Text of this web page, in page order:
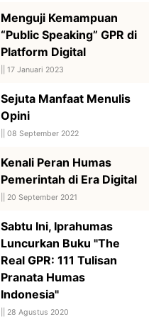
Menguji Kemampuan
“Public Speaking” GPR di
Platform Digital
17 Januari 2023
Sejuta Manfaat Menulis
Opini
08 September 2022
Kenali Peran Humas
Pemerintah di Era Digital
20 September 2021
Sabtu Ini, Iprahumas
Luncurkan Buku "The
Real GPR: 111 Tulisan
Pranata Humas
Indonesia"
28 Agustus 2020